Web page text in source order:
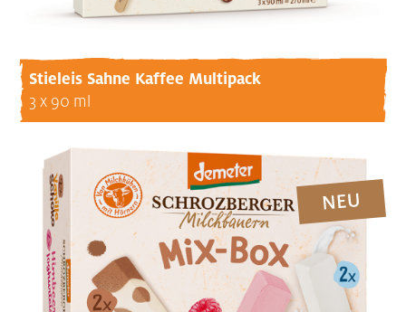
Stieleis Sahne Kaffee Multipack
3 x 90 ml